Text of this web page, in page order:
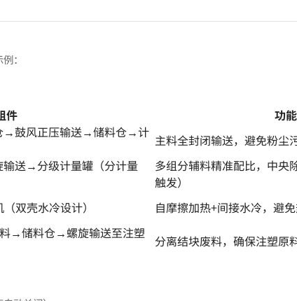
：
件
功
→鼓风正压输送→储料仓→计 主料全封闭输送，避免粉尘
送→分级计量罐（分计量
多组分辅料精准配比，中央
触发）
双壳水冷设计）
自摩擦加热+间接水冷，避
→储料仓→螺旋输送至注塑
分离结块废料，确保注塑原